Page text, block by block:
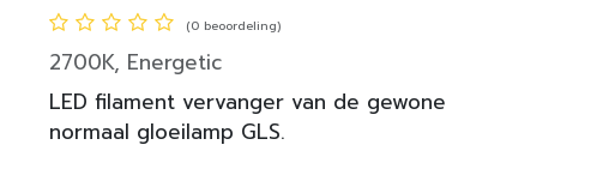
(0 beoordeling)
2700K, Energetic
LED filament vervanger van de gewone
normaal gloeilamp GLS.